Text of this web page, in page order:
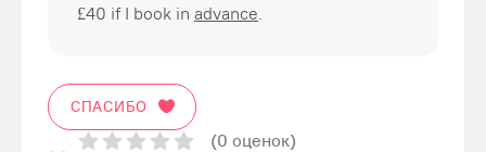
£40 if I book in advance.
СПАСИБО
(0 оценок)